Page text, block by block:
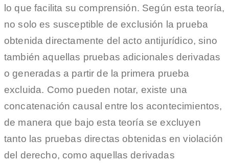
lo que facilita su comprensión. Según esta teoría,
no solo es susceptible de exclusión la prueba
obtenida directamente del acto antijurídico, sino
también aquellas pruebas adicionales derivadas
o generadas a partir de la primera prueba
excluida. Como pueden notar, existe una
concatenación causal entre los acontecimientos,
de manera que bajo esta teoría se excluyen
tanto las pruebas directas obtenidas en violación
del derecho, como aquellas derivadas